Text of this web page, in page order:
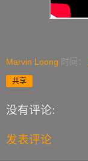
Marvin Loong 时间：
共享
没有评论:
发表评论